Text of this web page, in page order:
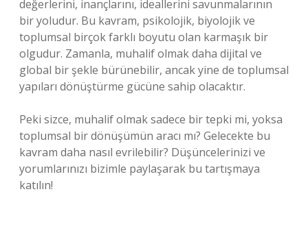
değerlerini, inançlarını, ideallerini savunmalarının
bir yoludur. Bu kavram, psikolojik, biyolojik ve
toplumsal birçok farklı boyutu olan karmaşık bir
olgudur. Zamanla, muhalif olmak daha dijital ve
global bir şekle bürünebilir, ancak yine de toplumsal
yapıları dönüştürme gücüne sahip olacaktır.
Peki sizce, muhalif olmak sadece bir tepki mi, yoksa
toplumsal bir dönüşümün aracı mı? Gelecekte bu
kavram daha nasıl evrilebilir? Düşüncelerinizi ve
yorumlarınızı bizimle paylaşarak bu tartışmaya
katılın!